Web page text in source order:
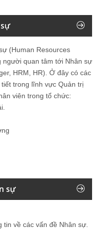
(Human Resources
người quan tâm tới Nhân sự
HRM, HR). Ở đây có các
trong lĩnh vực Quản trị
viên trong tổ chức:
sự
tin về các vấn đề Nhân sự